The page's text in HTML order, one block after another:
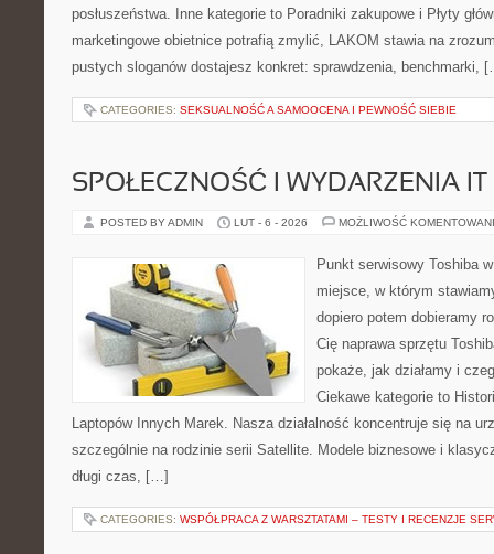
posłuszeństwa. Inne kategorie to Poradniki zakupowe i Płyty
marketingowe obietnice potrafią zmylić, LAKOM stawia na
pustych sloganów dostajesz konkret: sprawdzenia, benchmarki,
CATEGORIES: SEKSUALNOŚĆ A SAMOOCENA I PEWNOŚĆ SIEBIE
SPOŁECZNOŚĆ I WYDARZENIA IT
POSTED BY ADMIN LUT - 6 - 2026 MOŻLIWOŚĆ
Punkt serwisowy Toshiba
miejsce, w którym
dopiero potem dobieramy
Cię naprawa sprzętu
pokaże, jak działamy i
Ciekawe kategorie to
Laptopów Innych Marek. Nasza działalność koncentruje się na
szczególnie na rodzinie serii Satellite. Modele biznesowe i
długi czas, […]
CATEGORIES: WSPÓŁPRACA Z WARSZTATAMI – TESTY I RECENZJE